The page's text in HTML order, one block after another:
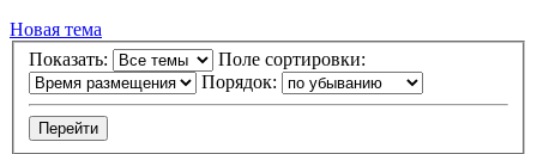
Новая тема
Показать:
Поле сортировки:
Порядок: